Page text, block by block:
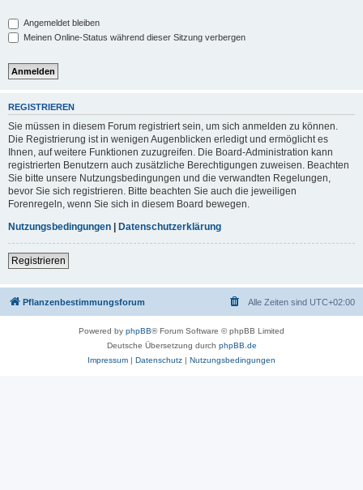
Angemeldet bleiben
Meinen Online-Status während dieser Sitzung verbergen
REGISTRIEREN
Sie müssen in diesem Forum registriert sein, um sich anmelden zu können.
Die Registrierung ist in wenigen Augenblicken erledigt und ermöglicht es
Ihnen, auf weitere Funktionen zuzugreifen. Die Board-Administration kann
registrierten Benutzern auch zusätzliche Berechtigungen zuweisen. Beachten
Sie bitte unsere Nutzungsbedingungen und die verwandten Regelungen,
bevor Sie sich registrieren. Bitte beachten Sie auch die jeweiligen
Forenregeln, wenn Sie sich in diesem Board bewegen.
Nutzungsbedingungen | Datenschutzerklärung
Registrieren
Pflanzenbestimmungsforum Alle Zeiten sind UTC+02:00
Powered by phpBB® Forum Software © phpBB Limited
Deutsche Übersetzung durch phpBB.de
Impressum | Datenschutz | Nutzungsbedingungen